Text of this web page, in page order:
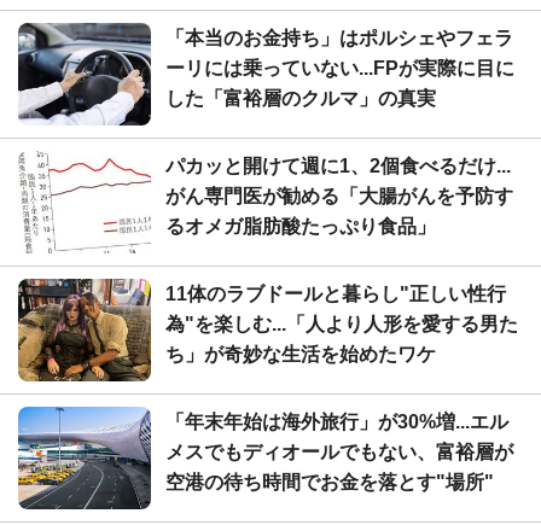
「本当のお金持ち」はポルシェやフェラ
ーリには乗っていない...FPが実際に目に
した「富裕層のクルマ」の真実
パカッと開けて週に1、2個食べるだけ...
がん専門医が勧める「大腸がんを予防す
るオメガ脂肪酸たっぷり食品」
11体のラブドールと暮らし"正しい性行
為"を楽しむ...「人より人形を愛する男た
ち」が奇妙な生活を始めたワケ
「年末年始は海外旅行」が30%増...エル
メスでもディオールでもない、富裕層が
空港の待ち時間でお金を落とす"場所"